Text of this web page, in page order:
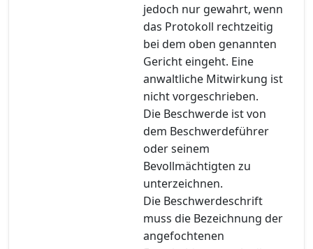
jedoch nur gewahrt, wenn
das Protokoll rechtzeitig
bei dem oben genannten
Gericht eingeht. Eine
anwaltliche Mitwirkung ist
nicht vorgeschrieben.
Die Beschwerde ist von
dem Beschwerdeführer
oder seinem
Bevollmächtigten zu
unterzeichnen.
Die Beschwerdeschrift
muss die Bezeichnung der
angefochtenen